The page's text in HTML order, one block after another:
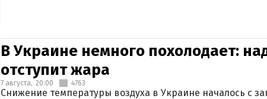
В Украине немного похолодает:
отступит жара
7 августа, 20:00 4763
Снижение температуры воздуха в Украине началось с